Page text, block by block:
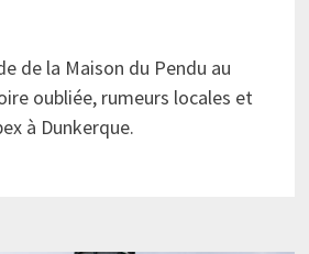
de la Maison du Pendu au
oubliée, rumeurs locales et
à Dunkerque.